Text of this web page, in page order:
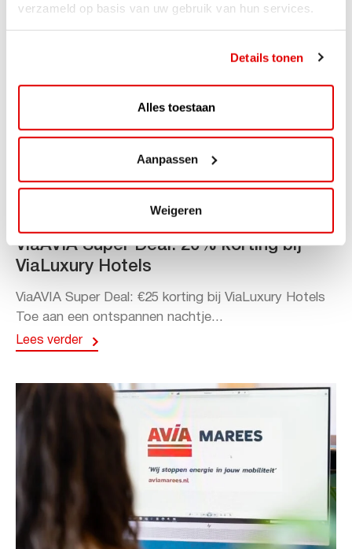
verzameld op basis van uw gebruik van hun services.
Details tonen
Alles toestaan
Aanpassen
Weigeren
ViaAVIA Super Deal: 20% korting bij
ViaLuxury Hotels
ViaAVIA Super Deal: €25 korting bij ViaLuxury Hotels
Toe aan een ontspannen nachtje...
Lees verder